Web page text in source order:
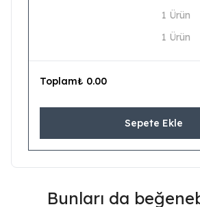
1 Ürün
1 Ürün
Toplam₺ 0.00
Sepete Ekle
Bunları da